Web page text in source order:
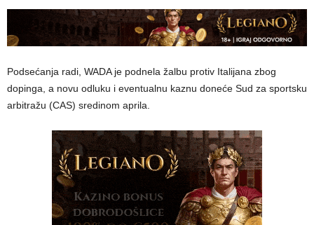
Podsećanja radi, WADA je podnela žalbu protiv Italijana zbog
dopinga, a novu odluku i eventualnu kaznu doneće Sud za sportsku
arbitražu (CAS) sredinom aprila.